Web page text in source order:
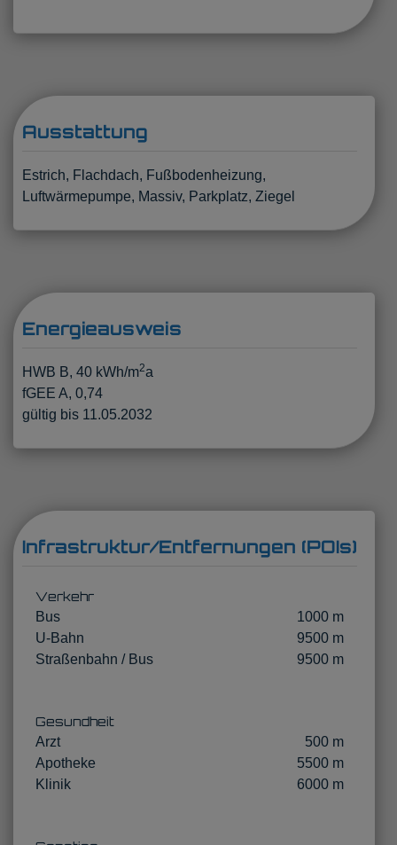
Ausstattung
Estrich Flachdach
Fußbodenheizung
Luftwärmepumpe
Massiv Parkplatz Ziegel
Energieausweis
HWB B, 40 kWh/m2a
fGEE A, 0,74
gültig bis 11.05.2032
Infrastruktur/Entfernungen (POIs)
Verkehr
Bus
1000 m
U-Bahn
9500 m
Straßenbahn / Bus
9500 m
Gesundheit
Arzt
500 m
Apotheke
5500 m
Klinik
6000 m